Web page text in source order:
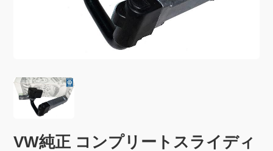
VW純正 コンプリートスライディ